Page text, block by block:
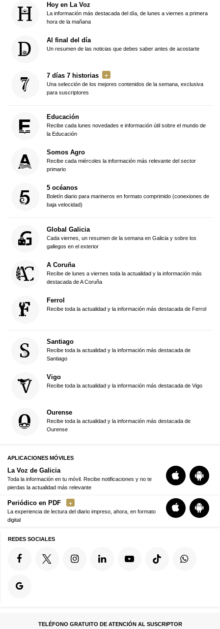
Hoy en La Voz
La información más destacada del día, de lunes a viernes a primera
hora de la mañana
Al final del día
Un resumen de las noticias que debes saber antes de acostarte
7 días 7 historias
Una selección de los mejores contenidos de la semana, exclusiva
para suscriptores
Educación
Recibe cada lunes novedades e información útil sobre el mundo de
la Educación
Somos Agro
Recibe cada miércoles la información más relevante del sector
primario
5 océanos
Boletín diario para marineros en formato comprimido (conexiones de
baja velocidad)
Global Galicia
Cada viernes, un resumen de la semana en Galicia y sobre los
gallegos en el exterior
A Coruña
Recibe de lunes a viernes toda la actualidad y la información más
destacada de A Coruña
Ferrol
Recibe toda la actualidad y la información más destacada de Ferrol
Santiago
Recibe toda la actualidad y la información más destacada de
Santiago
Vigo
Recibe toda la actualidad y la información más destacada de Vigo
Ourense
Recibe toda la actualidad y la información más destacada de
Ourense
APLICACIONES MÓVILES
La Voz de Galicia
Toda la información en tu móvil. Recibe notificaciones y no te
pierdas la actualidad más relevante
Periódico en PDF
La experiencia de lectura del diario impreso, ahora, en formato
digital
REDES SOCIALES
TELÉFONO GRATUITO DE ATENCIÓN AL SUSCRIPTOR